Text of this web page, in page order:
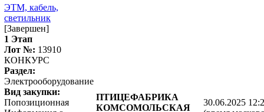
ЭТМ, кабель,
светильник
[Завершен]
1 Этап
Лот №: 13910
КОНКУРС
Раздел:
Электрооборудование
Вид закупки:
Попозиционная
ПТИЦЕФАБРИКА
КОМСОМОЛЬСКАЯ
30.06.2025